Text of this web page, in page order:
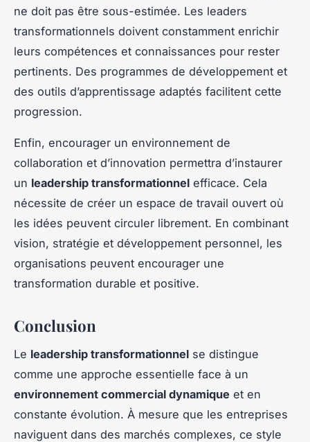
ne doit pas être sous-estimée. Les leaders
transformationnels doivent constamment enrichir
leurs compétences et connaissances pour rester
pertinents. Des programmes de développement et
des outils d’apprentissage adaptés facilitent cette
progression.
Enfin, encourager un environnement de
collaboration et d’innovation permettra d’instaurer
un leadership transformationnel efficace. Cela
nécessite de créer un espace de travail ouvert où
les idées peuvent circuler librement. En combinant
vision, stratégie et développement personnel, les
organisations peuvent encourager une
transformation durable et positive.
Conclusion
Le leadership transformationnel se distingue
comme une approche essentielle face à un
environnement commercial dynamique et en
constante évolution. À mesure que les entreprises
naviguent dans des marchés complexes, ce style